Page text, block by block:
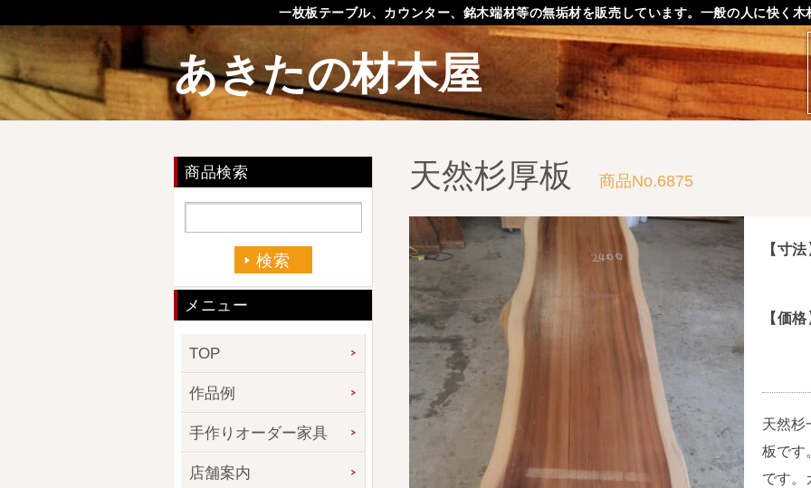
一枚板テーブル、カウンター、銘木端材等の無垢材を販売しています。一般の人に快く
あきたの材木屋
天然杉厚板 商品No.6875
【寸
【価
天然杉
板です
です。
商品検索
メニュー
TOP
作品例
手作りオーダー家具
店舗案内